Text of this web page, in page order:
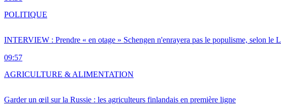
INTERVIEW : Prendre « en otage » Schengen n'enrayera pas le populisme, selon le
09:57
POLITIQUE
Garder un œil sur la Russie : les agriculteurs finlandais en première ligne
AGRICULTURE & ALIMENTATION